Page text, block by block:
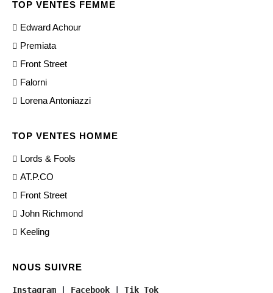
TOP VENTES FEMME
Edward Achour
Premiata
Front Street
Falorni
Lorena Antoniazzi
TOP VENTES HOMME
Lords & Fools
AT.P.CO
Front Street
John Richmond
Keeling
NOUS SUIVRE
Instagram | Facebook | Tik Tok